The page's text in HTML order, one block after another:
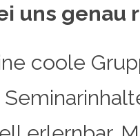
uns genau
coole